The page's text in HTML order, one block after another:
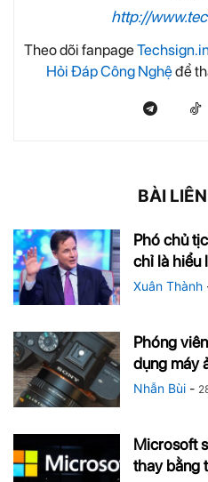
http://
Theo dõi fanpageTechsign.in
Hỏi Đáp Công Nghệđể
BÀI
Phó chủ
chỉ là hiểu
Xuân Thành
Phóng
dụng máy
Nhẫn Bùi -
Microsoft
thay bằng